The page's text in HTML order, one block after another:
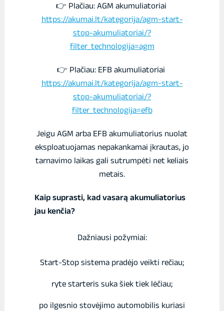
👉 Plačiau: AGM akumuliatoriai
https://akumai.lt/kategorija/agm-start-
stop-akumuliatoriai/?
filter_technologija=agm
👉 Plačiau: EFB akumuliatoriai
https://akumai.lt/kategorija/agm-start-
stop-akumuliatoriai/?
filter_technologija=efb
Jeigu AGM arba EFB akumuliatorius nuolat
eksploatuojamas nepakankamai įkrautas, jo
tarnavimo laikas gali sutrumpėti net keliais
metais.
Kaip suprasti, kad vasarą akumuliatorius
jau kenčia?
Dažniausi požymiai:
Start-Stop sistema pradėjo veikti rečiau;
ryte starteris suka šiek tiek lėčiau;
po ilgesnio stovėjimo automobilis kuriasi